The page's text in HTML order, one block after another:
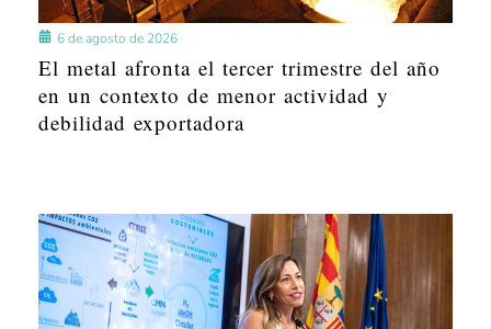
6 de agosto de 2026
El metal afronta el tercer trimestre del año
en un contexto de menor actividad y
debilidad exportadora